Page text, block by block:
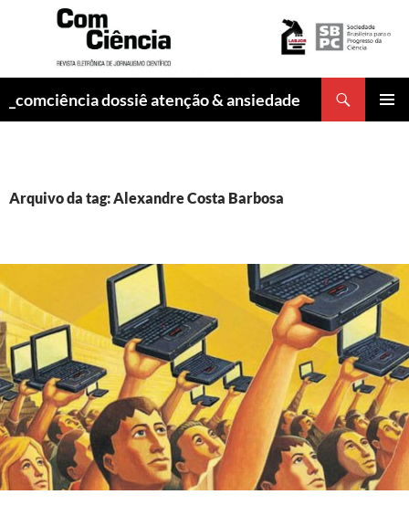
_comciência dossiê atenção & ansiedade
Arquivo da tag: Alexandre Costa Barbosa